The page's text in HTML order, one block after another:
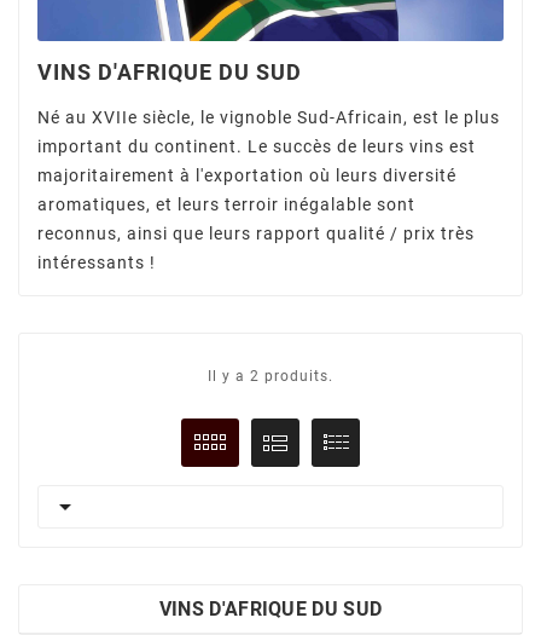
VINS D'AFRIQUE DU SUD
Né au XVIIe siècle, le vignoble Sud-Africain, est le plus
important du continent. Le succès de leurs vins est
majoritairement à l'exportation où leurs diversité
aromatiques, et leurs terroir inégalable sont
reconnus, ainsi que leurs rapport qualité / prix très
intéressants !
Il y a 2 produits.

VINS D'AFRIQUE DU SUD